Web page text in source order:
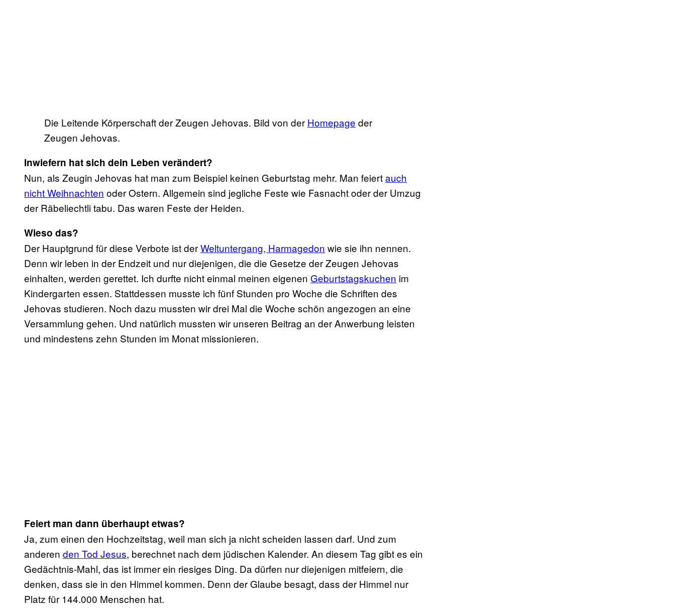
Die Leitende Körperschaft der Zeugen Jehovas. Bild von der Homepage der
Zeugen Jehovas.
Inwiefern hat sich dein Leben verändert?
Nun, als Zeugin Jehovas hat man zum Beispiel keinen Geburtstag mehr. Man feiertauch
nicht Weihnachten oder Ostern. Allgemein sind jegliche Feste wie Fasnacht oder der Umzug
der Räbeliechtli tabu. Das waren Feste der Heiden.
Wieso das?
Der Hauptgrund für diese Verbote ist derWeltuntergang, Harmagedon wie sie ihn nennen.
Denn wir leben in der Endzeit und nur diejenigen, die die Gesetze der Zeugen Jehovas
einhalten, werden gerettet. Ich durfte nicht einmal meinen eigenen Geburtstagskuchen im
Kindergarten essen. Stattdessen musste ich fünf Stunden pro Woche die Schriften des
Jehovas studieren. Noch dazu mussten wir drei Mal die Woche schön angezogen an eine
Versammlung gehen. Und natürlich mussten wir unseren Beitrag an der Anwerbung leisten
und mindestens zehn Stunden im Monat missionieren.
Feiert man dann überhaupt etwas?
Ja, zum einen den Hochzeitstag, weil man sich ja nicht scheiden lassen darf. Und zum
anderen den Tod Jesus, berechnet nach dem jüdischen Kalender. An diesem Tag gibt es ein
Gedächtnis-Mahl, das ist immer ein riesiges Ding. Da dürfen nur diejenigen mitfeiern, die
denken, dass sie in den Himmel kommen. Denn der Glaube besagt, dass der Himmel nur
Platz für 144.000 Menschen hat.